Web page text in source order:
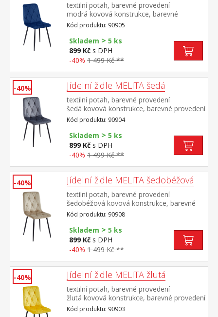
textilní potah, barevné provedení
modrá kovová konstrukce, barevné
provedení černá výška sedu 50
cm doporučená nosnost do 120 kg
Kód produktu: 90905
Skladem > 5 ks
899 Kč s DPH
-40% 1 499 Kč **
-40% Jídelní židle MELITA šedá
textilní potah, barevné provedení
šedá kovová konstrukce, barevné provedení
černá výška sedu 50 cm doporučená
nosnost do 120 kg
Kód produktu: 90904
Skladem > 5 ks
899 Kč s DPH
-40% 1 499 Kč **
-40% Jídelní židle MELITA šedobéžová
textilní potah, barevné provedení
šedobéžová kovová konstrukce, barevné
provedení černá výška sedu 50
cm doporučená nosnost do 120 kg
Kód produktu: 90908
Skladem > 5 ks
899 Kč s DPH
-40% 1 499 Kč **
-40% Jídelní židle MELITA žlutá
textilní potah, barevné provedení
žlutá kovová konstrukce, barevné provedení
černá výška sedu 50 cm doporučená
Kód produktu: 90903